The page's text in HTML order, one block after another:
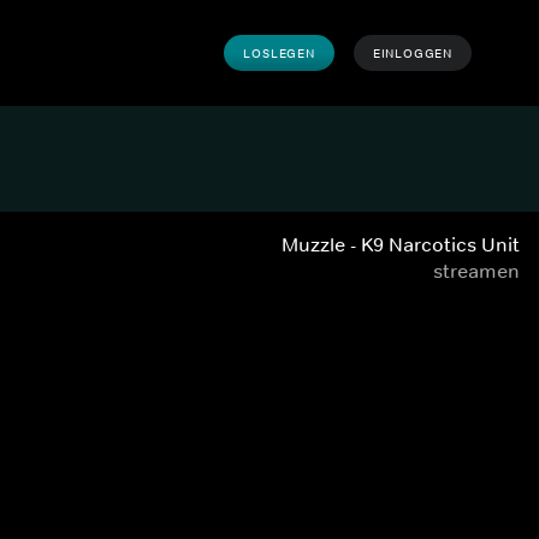
LOSLEGEN EINLOGGEN
Muzzle - K9 Narcotics Unit
streamen